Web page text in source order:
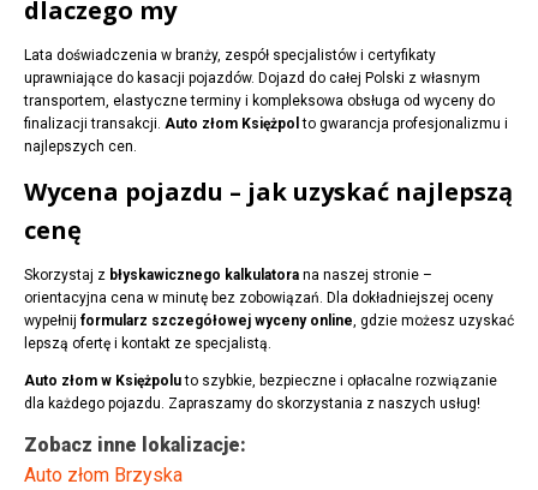
dlaczego my
Lata doświadczenia w branży, zespół specjalistów i certyfikaty
uprawniające do kasacji pojazdów. Dojazd do całej Polski z własnym
transportem, elastyczne terminy i kompleksowa obsługa od wyceny do
finalizacji transakcji. Auto złom Księżpol to gwarancja profesjonalizmu i
najlepszych cen.
Wycena pojazdu – jak uzyskać najlepszą
cenę
Skorzystaj z błyskawicznego kalkulatora na naszej stronie –
orientacyjna cena w minutę bez zobowiązań. Dla dokładniejszej oceny
wypełnij formularz szczegółowej wyceny online, gdzie możesz uzyskać
lepszą ofertę i kontakt ze specjalistą.
Auto złom w Księżpoluto szybkie, bezpieczne i opłacalne rozwiązanie
dla każdego pojazdu. Zapraszamy do skorzystania z naszych usług!
Zobacz inne lokalizacje:
Auto złom Brzyska